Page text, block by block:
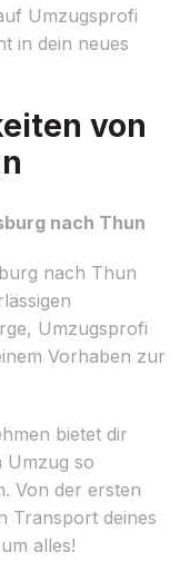
Umzugsprofi
in dein neues
von
nach Thun
nach Thun
Umzugsprofi
Vorhaben zur
bietet dir
Umzug so
Von der ersten
Transport deines
alles!